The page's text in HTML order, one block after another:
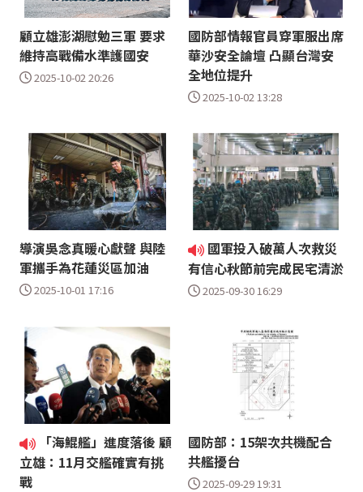
顧立雄澎湖慰勉三軍 要求
維持高戰備水準護國安
2025-10-02 20:26
國防部情報官員穿軍服出席
華沙安全論壇 凸顯台灣安
全地位提升
2025-10-02 13:28
導演吳念真暖心獻聲 與陸
軍攜手為花蓮災區加油
2025-10-01 17:16
國軍投入破萬人次救災
有信心秋節前完成民宅清淤
2025-09-30 16:29
「海鯤艦」進度落後 顧
立雄：11月交艦確實有挑
戰
國防部：15架次共機配合
共艦擾台
2025-09-29 19:31